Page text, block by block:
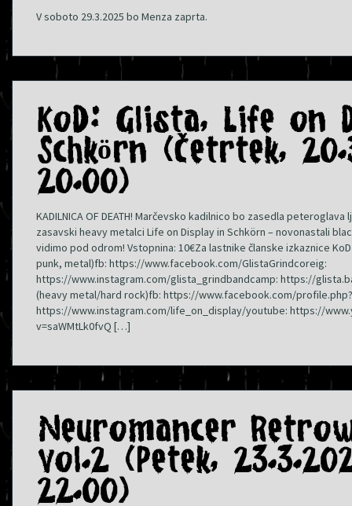
V soboto 29.3.2025 bo Menza zaprta.
KoD: Glista, Life on
Schkörn (Četrtek,
20.00)
KADILNICA OF DEATH! Marčevsko kadilnico bo zasedla
zasavski heavy metalci Life on Display in Schkörn – novonastali
vidimo pod odrom! Vstopnina: 10€Za lastnike članske izkaznice
punk, metal)fb: https://www.facebook.com/GlistaGrindcoreig:
https://www.instagram.com/glista_grindbandcamp: https://
(heavy metal/hard rock)fb: https://www.facebook.com/
https://www.instagram.com/life_on_display/youtube: https://
v=saWMtLk0fvQ […]
Neuromancer
vol.2 (Petek,
22.00)